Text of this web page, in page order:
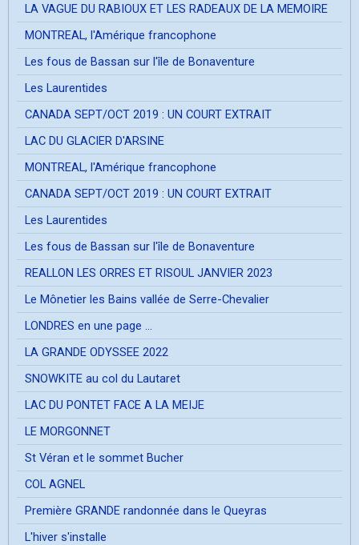
LA VAGUE DU RABIOUX ET LES RADEAUX DE LA MEMOIRE
MONTREAL, l'Amérique francophone
Les fous de Bassan sur l'île de Bonaventure
Les Laurentides
CANADA SEPT/OCT 2019 : UN COURT EXTRAIT
LAC DU GLACIER D'ARSINE
MONTREAL, l'Amérique francophone
CANADA SEPT/OCT 2019 : UN COURT EXTRAIT
Les Laurentides
Les fous de Bassan sur l'île de Bonaventure
REALLON LES ORRES ET RISOUL JANVIER 2023
Le Mônetier les Bains vallée de Serre-Chevalier
LONDRES en une page ...
LA GRANDE ODYSSEE 2022
SNOWKITE au col du Lautaret
LAC DU PONTET FACE A LA MEIJE
LE MORGONNET
St Véran et le sommet Bucher
COL AGNEL
Première GRANDE randonnée dans le Queyras
L'hiver s'installe